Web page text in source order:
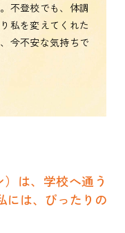
不登校でも、体調
私を変えてくれた
今不安な気持ちで
）は、学校へ通う
には、ぴったりの